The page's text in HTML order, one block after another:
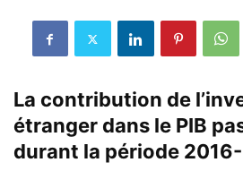
La contribution de
étranger dans le PIB
durant la période